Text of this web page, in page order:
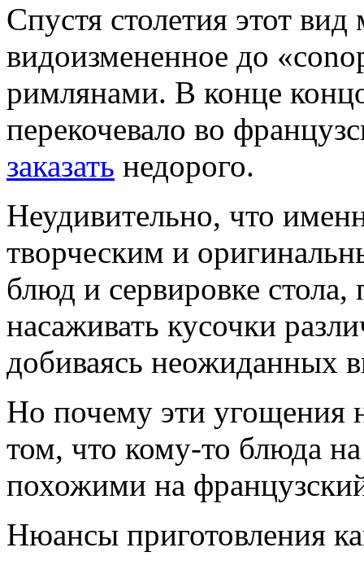
Спустя столетия этот
видоизмененное до
римлянами. В конце
перекочевало во
заказать недорого.
Неудивительно, что
творческим и
блюд и сервировке
насаживать кусочки
добиваясь неожиданных
Но почему эти угощения
том, что кому-то блюда
похожими на
Нюансы приготовления